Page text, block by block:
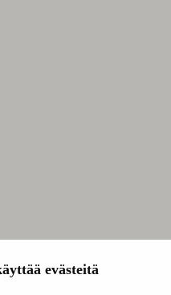
evästeitä